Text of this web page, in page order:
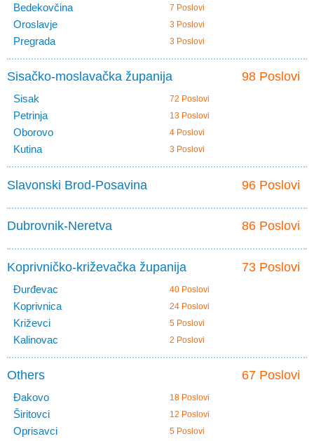
Bedekovčina 7 Poslovi
Oroslavje 3 Poslovi
Pregrada 3 Poslovi
98 Poslovi
Sisačko-moslavačka županija
Sisak 72 Poslovi
Petrinja 13 Poslovi
Oborovo 4 Poslovi
Kutina 3 Poslovi
96 Poslovi
Slavonski Brod-Posavina
86 Poslovi
Dubrovnik-Neretva
73 Poslovi
Koprivničko-križevačka županija
Đurđevac 40 Poslovi
Koprivnica 24 Poslovi
Križevci 5 Poslovi
Kalinovac 2 Poslovi
67 Poslovi
Others
Đakovo 18 Poslovi
Širitovci 12 Poslovi
Oprisavci 5 Poslovi